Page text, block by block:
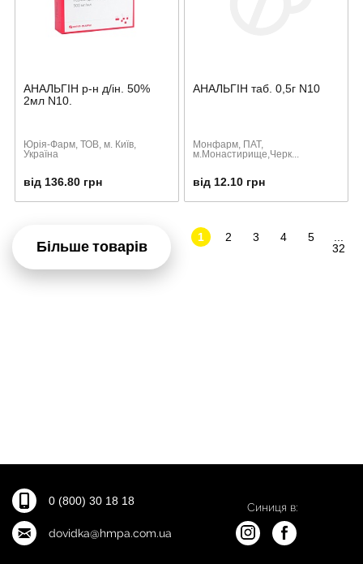
АНАЛЬГІН р-н д/ін. 50%
2мл N10.
Юрія-Фарм, ТОВ, м. Київ,
Україна
від 136.80 грн
АНАЛЬГІН таб. 0,5г N10
Монфарм, ПАТ,
м.Монастирище,Черк...
від 12.10 грн
Більше товарів
1 2 3 4 5
32
0 (800) 30 18 18
dovidka@hmpa.com.ua
Синиця в: